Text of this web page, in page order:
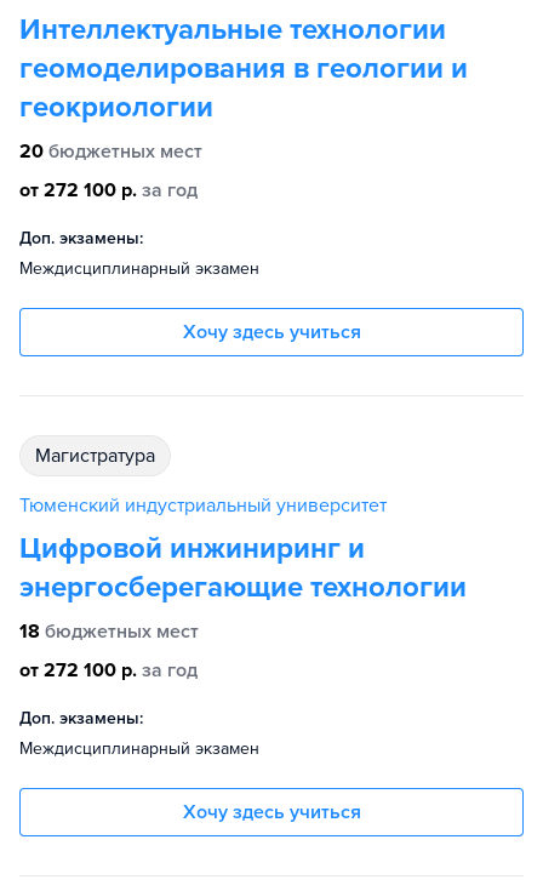
Интеллектуальные технологии
геомоделирования в геологии и
геокриологии
20 бюджетных мест
от 272 100 р. за год
Доп. экзамены:
Междисциплинарный экзамен
Хочу здесь учиться
магистратура
Тюменский индустриальный университет
Цифровой инжиниринг и
энергосберегающие технологии
18 бюджетных мест
от 272 100 р. за год
Доп. экзамены:
Междисциплинарный экзамен
Хочу здесь учиться